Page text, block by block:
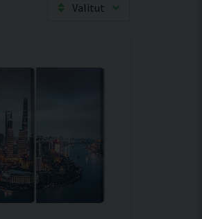
Valitut